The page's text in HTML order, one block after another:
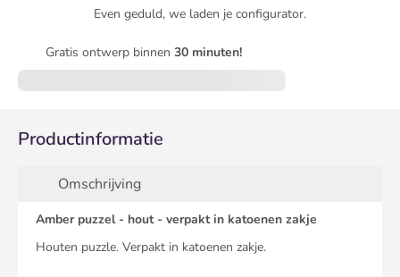
Even geduld, we laden je configurator.
Gratis ontwerp binnen 30 minuten!
Productinformatie
Omschrijving
Amber puzzel - hout - verpakt in katoenen zakje
Houten puzzle. Verpakt in katoenen zakje.